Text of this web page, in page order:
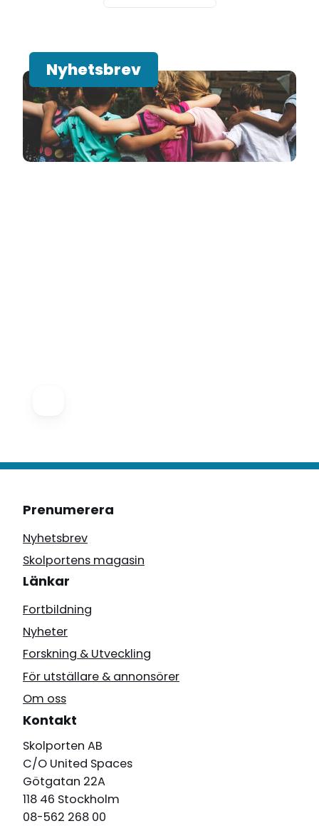
Nyhetsbrev
Prenumerera
Nyhetsbrev
Skolportens magasin
Länkar
Fortbildning
Nyheter
Forskning & Utveckling
För utställare & annonsörer
Om oss
Kontakt
Skolporten AB
C/O United Spaces
Götgatan 22A
118 46 Stockholm
08-562 268 00